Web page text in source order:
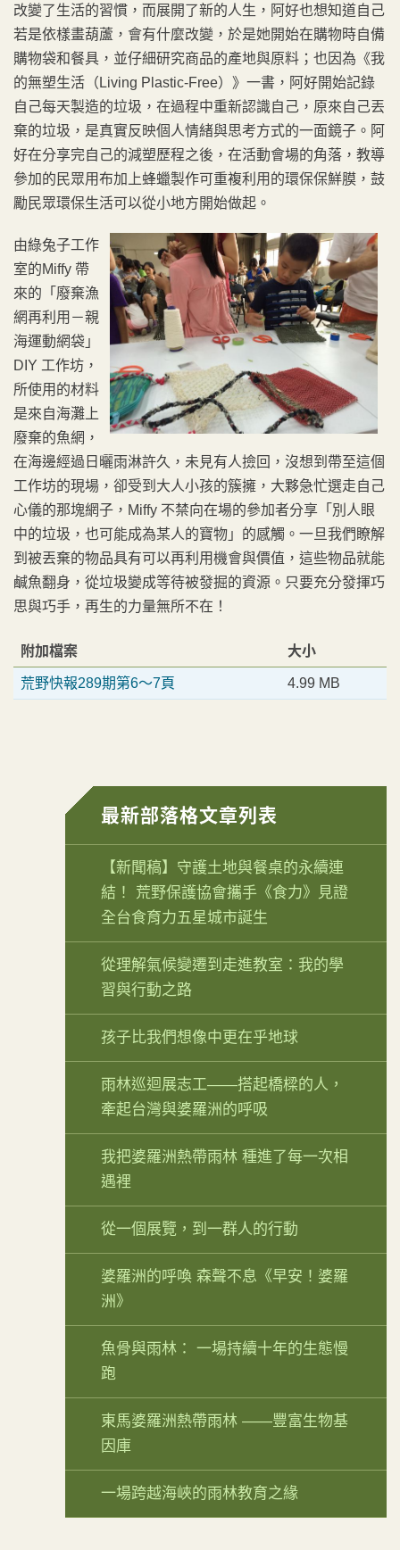
改變了生活的習慣，而展開了新的人生，阿好也想知道自己
若是依樣畫葫蘆，會有什麼改變，於是她開始在購物時自備
購物袋和餐具，並仔細研究商品的產地與原料；也因為《我
的無塑生活（Living Plastic-Free）》一書，阿好開始記錄
自己每天製造的垃圾，在過程中重新認識自己，原來自己丟
棄的垃圾，是真實反映個人情緒與思考方式的一面鏡子。阿
好在分享完自己的減塑歷程之後，在活動會場的角落，教導
參加的民眾用布加上蜂蠟製作可重複利用的環保保鮮膜，鼓
勵民眾環保生活可以從小地方開始做起。
由綠兔子工作
室的Miffy 帶
來的「廢棄漁
網再利用－親
海運動網袋」
DIY 工作坊，
所使用的材料
是來自海灘上
廢棄的魚網，
在海邊經過日曬雨淋許久，未見有人撿回，沒想到帶至這個
工作坊的現場，卻受到大人小孩的簇擁，大夥急忙選走自己
心儀的那塊網子，Miffy 不禁向在場的參加者分享「別人眼
中的垃圾，也可能成為某人的寶物」的感觸。一旦我們瞭解
到被丟棄的物品具有可以再利用機會與價值，這些物品就能
鹹魚翻身，從垃圾變成等待被發掘的資源。只要充分發揮巧
思與巧手，再生的力量無所不在！
附加檔案 大小
荒野快報289期第6～7頁 4.99 MB
最新部落格文章列表
【新聞稿】守護土地與餐桌的永續連
結！ 荒野保護協會攜手《食力》見證
全台食育力五星城市誕生
從理解氣候變遷到走進教室：我的學
習與行動之路
孩子比我們想像中更在乎地球
雨林巡迴展志工——搭起橋樑的人，
牽起台灣與婆羅洲的呼吸
我把婆羅洲熱帶雨林 種進了每一次相
遇裡
從一個展覽，到一群人的行動
婆羅洲的呼喚 森聲不息《早安！婆羅
洲》
魚骨與雨林： 一場持續十年的生態慢
跑
東馬婆羅洲熱帶雨林 ——豐富生物基
因庫
一場跨越海峽的雨林教育之緣